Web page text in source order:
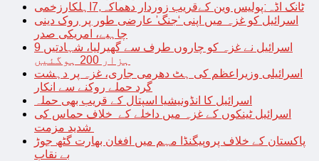
ٹانک اڈہ:پولیس وین کےقریب زوردار دھماکہ,7اہلکارزخمی
اسرائیل کو غزہ میں اپنی ‘جنگ’ عارضی طور پر روک دینی
چاہیے، امریکی صدر
اسرائیل نے غزہ کو چاروں طرف سے گھیرلیا، شہادتیں 9
ہزار 200 ہوگئیں
اسرائیلی وزیراعظم کی ہٹ دھرمی جاری، غزہ پر دہشت
گرد حملے روکنے سے انکار
اسرائیل کا انڈونیشیا اسپتال کے قریب بھی حملہ
اسرائیل ٹینکوں کے غزہ میں داخلے کے خلاف حماس کی
پاکستان کے خلاف پروپیگنڈا مہم میں افغان بھارت گٹھ جوڑ
بے نقاب